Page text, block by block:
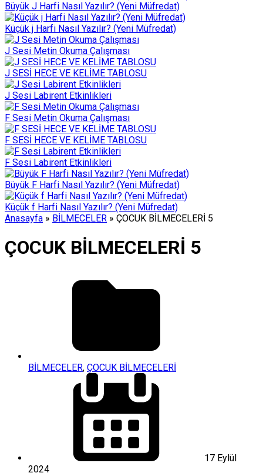
Büyük J Harfi Nasıl Yazılır? (Yeni Müfredat)
Küçük j Harfi Nasıl Yazılır? (Yeni Müfredat)
J Sesi Metin Okuma Çalışması
J SESİ HECE VE KELİME TABLOSU
J Sesi Labirent Etkinlikleri
F Sesi Metin Okuma Çalışması
F SESİ HECE VE KELİME TABLOSU
F Sesi Labirent Etkinlikleri
Büyük F Harfi Nasıl Yazılır? (Yeni Müfredat)
Küçük f Harfi Nasıl Yazılır? (Yeni Müfredat)
Anasayfa » BİLMECELER » ÇOCUK BİLMECELERİ 5
ÇOCUK BİLMECELERİ 5
BİLMECELER, ÇOCUK BİLMECELERİ
17 Eylül
2024